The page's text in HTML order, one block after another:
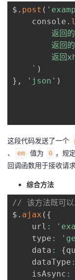
$ . post (
	console
.
返回
返回
返回
` )
} , 'json' )
这段代码发送了一个
、 em 值为 0 ，规
回调函数用于接收请
综合方法
// 该方法既可以
$ . ajax ( {
	url
:
	type
:
	data
: {
	dataType
:
	isAsync
: